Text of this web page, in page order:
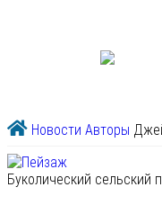
Новости Авторы
Буколический сельский